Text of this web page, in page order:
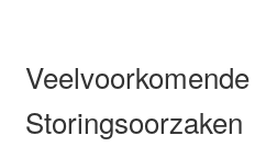
Veelvoorkomende
Storingsoorzaken